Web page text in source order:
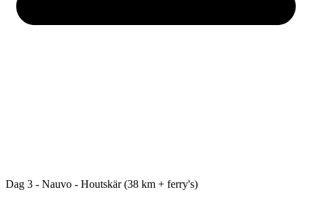
Dag 3 - Nauvo - Houtskär (38 km + ferry's)